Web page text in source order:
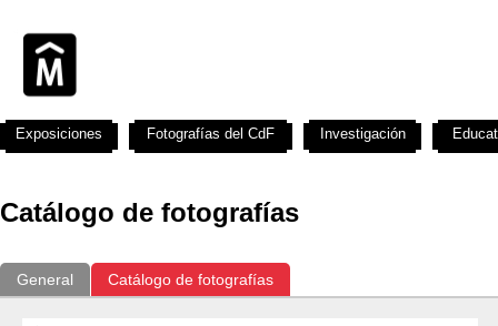
Catálogo de fotografías
General Catálogo de fotografías
Exposiciones Fotografías del CdF Investigación